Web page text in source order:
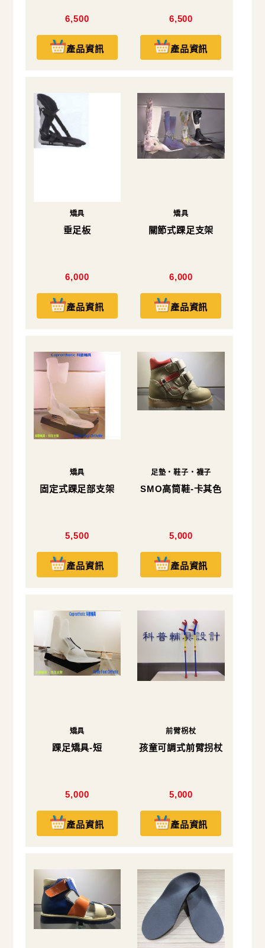
6,500
產品資訊
6,500
產品資訊
矯具
垂足板
6,000
產品資訊
矯具
關節式踝足支架
6,000
產品資訊
矯具
固定式踝足部支架
5,500
產品資訊
足墊・鞋子・襪子
SMO高筒鞋-卡其色
5,000
產品資訊
矯具
踝足矯具-短
5,000
產品資訊
前臂柺杖
孩童可調式前臂拐杖
5,000
產品資訊